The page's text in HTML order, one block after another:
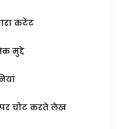
कंटेंट
मुद्दे
चोट करते लेख